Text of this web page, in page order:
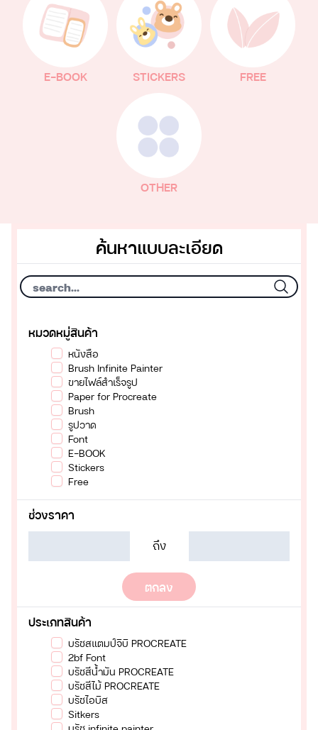
E-BOOK STICKERS FREE
OTHER
ค้นหาแบบละเอียด
หมวดหมู่สินค้า
หนังสือ
Brush Infinite Painter
ขายไฟล์สำเร็จรูป
Paper for Procreate
Brush
รูปวาด
Font
E-BOOK
Stickers
Free
ช่วงราคา
ถึง
ตกลง
ประเภทสินค้า
บรัชสแตมป์จิบิ PROCREATE
2bf Font
บรัชสีน้ำมัน PROCREATE
บรัชสีไม้ PROCREATE
บรัชไอบิส
Sitkers